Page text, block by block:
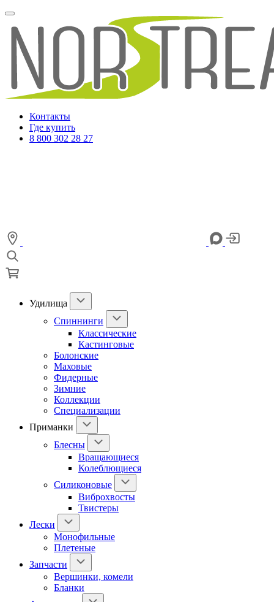
Контакты
Где купить
8 800 302 28 27
Удилища
Спиннинги
Классические
Кастинговые
Болонские
Маховые
Фидерные
Зимние
Коллекции
Специализации
Приманки
Блесны
Вращающиеся
Колеблющиеся
Силиконовые
Виброхвосты
Твистеры
Лески
Монофильные
Плетеные
Запчасти
Вершинки, комели
Бланки